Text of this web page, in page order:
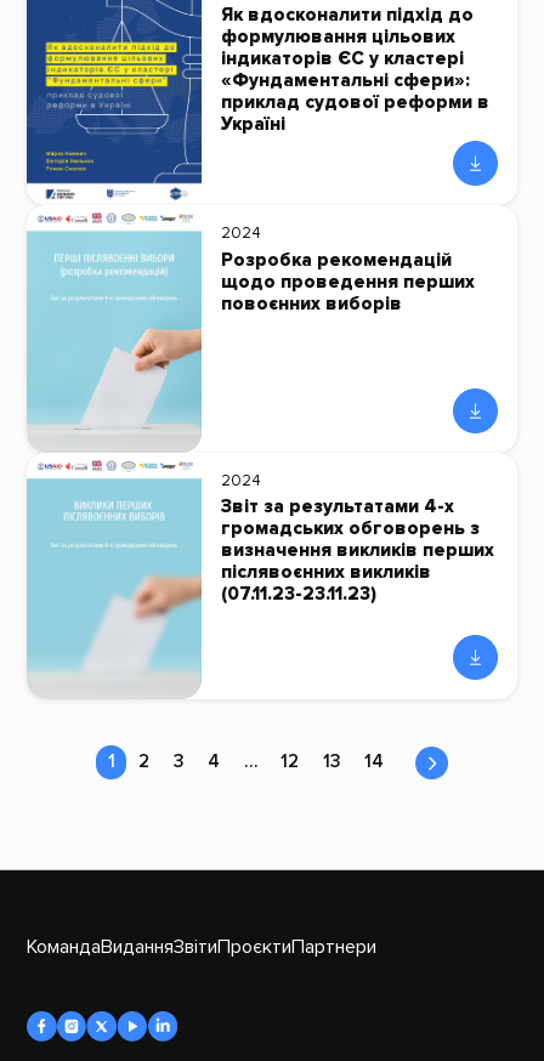
Як вдосконалити підхід до
формулювання цільових
індикаторів ЄС у кластері
«Фундаментальні сфери»:
приклад судової реформи в
Україні
2024
Розробка рекомендацій
щодо проведення перших
повоєнних виборів
2024
Звіт за результатами 4-х
громадських обговорень з
визначення викликів перших
післявоєнних викликів
(07.11.23-23.11.23)
1 2 3 4 … 12 13 14
КомандаВиданняЗвітиПроєктиПартнери